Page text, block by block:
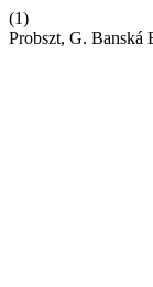
(1)
Probszt, G. Banská